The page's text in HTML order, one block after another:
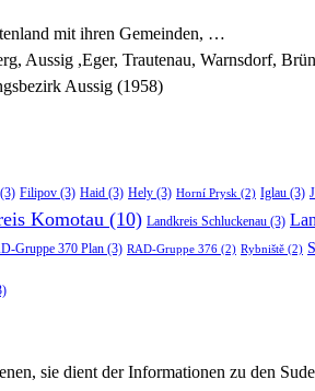
mit ihren Gemeinden, …
Aussig ,Eger, Trautenau, Warnsdorf,
Aussig (1958)
(3) Filipov (3) Haid (3) Hely (3) Horní Prysk (2) Iglau (3)
Komotau (10) Landkreis Schluckenau (3)
Gruppe 370 Plan (3) RAD-Gruppe 376 (2) Rybniště (2)
sie dient der Informationen zu den